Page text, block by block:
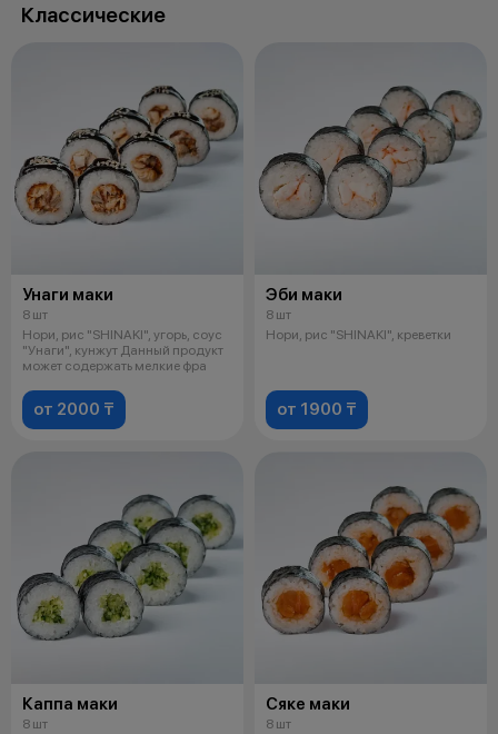
Классические
Унаги маки
8 шт
Нори, рис "SHINAKI", угорь, соус
"Унаги", кунжут Данный продукт
может содержать мелкие фра
от 2000 ₸
Эби маки
8 шт
Нори, рис "SHINAKI", креветки
от 1900 ₸
Каппа маки
8 шт
Сяке маки
8 шт